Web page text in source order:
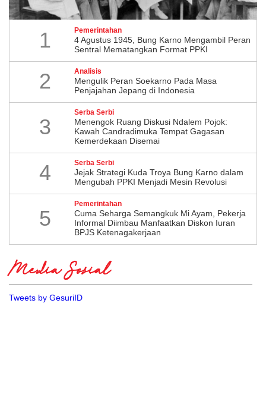
1 Pemerintahan
4 Agustus 1945, Bung Karno Mengambil Peran
Sentral Mematangkan Format PPKI
2 Analisis
Mengulik Peran Soekarno Pada Masa
Penjajahan Jepang di Indonesia
3
Serba Serbi
Menengok Ruang Diskusi Ndalem Pojok:
Kawah Candradimuka Tempat Gagasan
Kemerdekaan Disemai
4 Serba Serbi
Jejak Strategi Kuda Troya Bung Karno dalam
Mengubah PPKI Menjadi Mesin Revolusi
5
Pemerintahan
Cuma Seharga Semangkuk Mi Ayam, Pekerja
Informal Diimbau Manfaatkan Diskon Iuran
BPJS Ketenagakerjaan
Media Sosial
Tweets by GesuriID